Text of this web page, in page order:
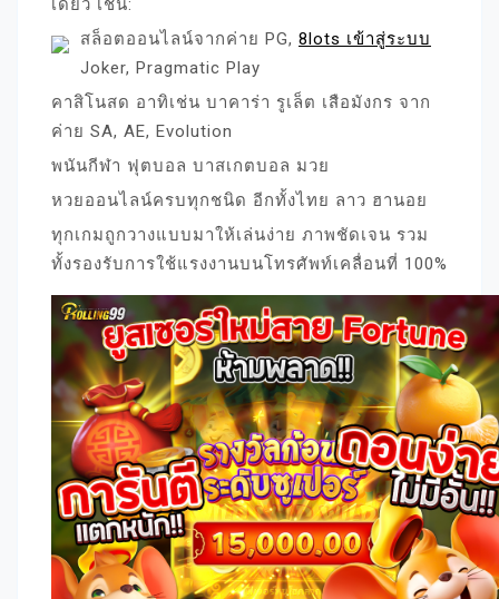
สล็อตออนไลน์จากค่าย PG, 8lots เข้าสู่ระบบ
Joker, Pragmatic Play
คาสิโนสด อาทิเช่น บาคาร่า รูเล็ต เสือมังกร จาก
ค่าย SA, AE, Evolution
พนันกีฬา ฟุตบอล บาสเกตบอล มวย
หวยออนไลน์ครบทุกชนิด อีกทั้งไทย ลาว ฮานอย
ทุกเกมถูกวางแบบมาให้เล่นง่าย ภาพชัดเจน รวม
ทั้งรองรับการใช้แรงงานบนโทรศัพท์เคลื่อนที่ 100%